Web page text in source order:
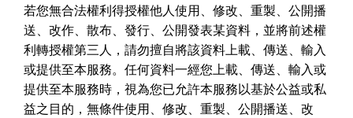
若您無合法權利得授權他人使用、修改、重製、公開播
送、改作、散布、發行、公開發表某資料，並將前述權
利轉授權第三人，請勿擅自將該資料上載、傳送、輸入
或提供至本服務。任何資料一經您上載、傳送、輸入或
提供至本服務時，視為您已允許本服務以基於公益或私
益之目的，無條件使用、修改、重製、公開播送、改